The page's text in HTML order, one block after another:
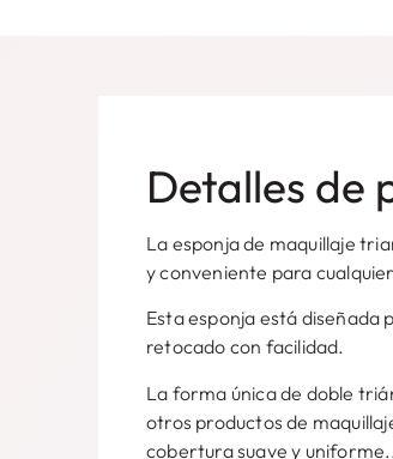
Detalles de
La esponja de maquillaje
y conveniente para
Esta esponja está
retocado con facilidad.
La forma única de doble
otros productos de
cobertura suave y uniforme..